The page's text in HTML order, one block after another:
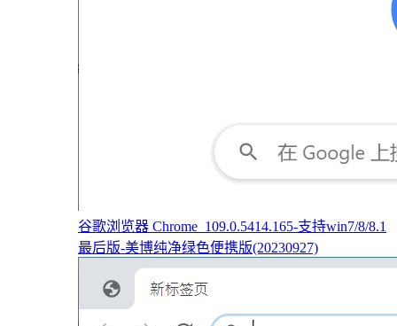
谷歌浏览器 Chrome_109.0.5414.165-支持win7/8/8.1
最后版-美博纯净绿色便携版(20230927)